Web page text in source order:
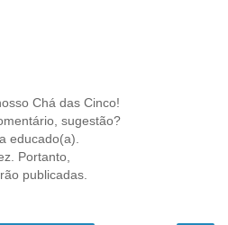
Chá das Cinco!
sugestão?
educado(a).
Portanto,
publicadas.